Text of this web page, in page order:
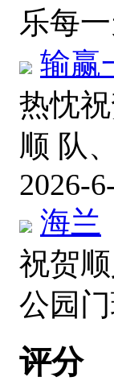
乐每
输赢
热忱
顺 队
2026-
海兰
祝贺
公园
评分